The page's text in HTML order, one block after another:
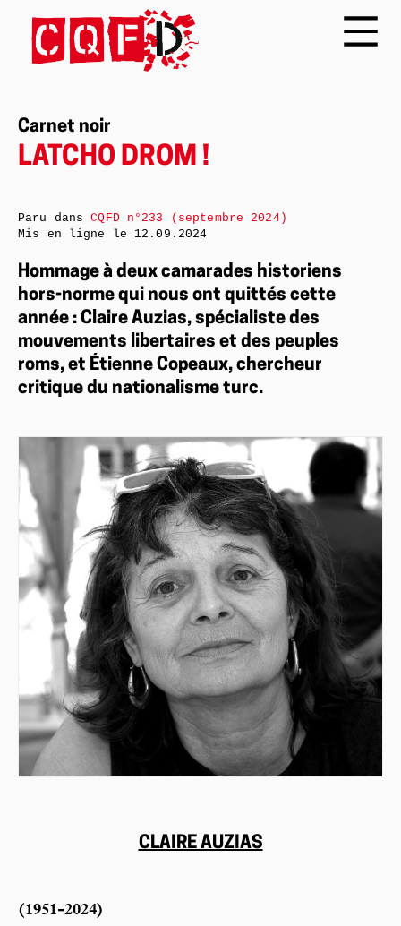
Carnet noir
LATCHO DROM !
Hommage à deux camarades historiens
hors-norme qui nous ont quittés cette
année : Claire Auzias, spécialiste des
mouvements libertaires et des peuples
roms, et Étienne Copeaux, chercheur
critique du nationalisme turc.
CLAIRE AUZIAS
(1951-2024)
Paru dansCQFD n°233 (septembre 2024)
Mis en ligne le 12.09.2024